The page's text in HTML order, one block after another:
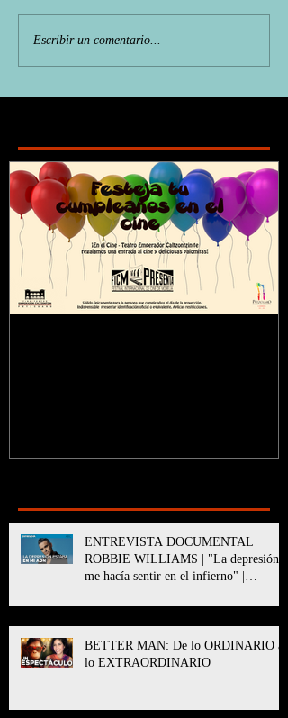
Escribir un comentario...
ENTREVISTA DOCUMENTAL
ROBBIE WILLIAMS | "La depresión
me hacía sentir en el infierno" |
BETTER MAN: De lo ORDINARIO a
lo EXTRAORDINARIO